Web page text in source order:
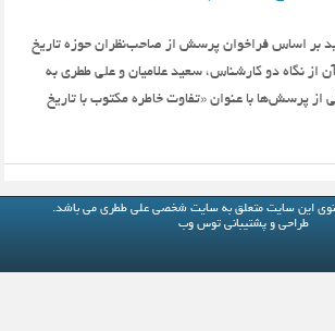
بر اساس فراخوان پرسش از صاحب‌نظران حوزه تاریخ
نگاه دو کارشناس، سعید علامیان و علی ططری به
پرسش‌ها با عنوان «تفاوت خاطره‌ مکتوب با تاریخ
این سایت متعلق بهسایت شخصی علی ططری می باشد.
طراحی و پشتیبانی توس وب